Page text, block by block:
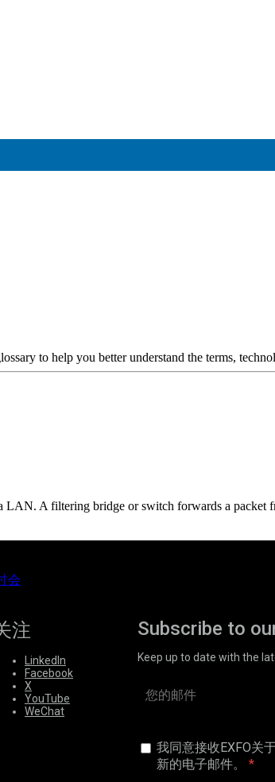
to help you better understand the terms,
LAN. A filtering bridge or switch forwards a
会
注
LinkedIn
Facebook
X
YouTube
WeChat
Subscribe to
Keep up to date with the
我同意接收EXFO关
新的电子邮件。